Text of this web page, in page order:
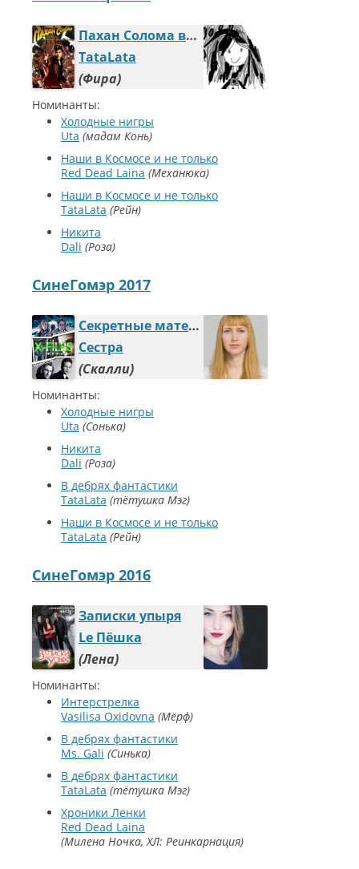
Пахан Солома в поисках утраченных возможностей
TataLata
Фира
Номинанты:
Холодные нигры
Uta мадам Конь
Наши в Космосе и не только
Red Dead Laina Механюка
Наши в Космосе и не только
TataLata Рейн
Никита
Dali Роза
СинеГомэр 2017
Секретные материалы
Сестра
Скалли
Номинанты:
Холодные нигры
Uta Сонька
Никита
Dali Роза
В дебрях фантастики
TataLata тётушка Мэг
Наши в Космосе и не только
TataLata Рейн
СинеГомэр 2016
Записки упыря
Le Пёшка
Лена
Номинанты:
Интерстрелка
Vasilisa Oxidovna Мёрф
В дебрях фантастики
Ms. Gali Синька
В дебрях фантастики
TataLata тётушка Мэг
Хроники Ленки
Red Dead Laina
Милена Ночка, ХЛ: Реинкарнация